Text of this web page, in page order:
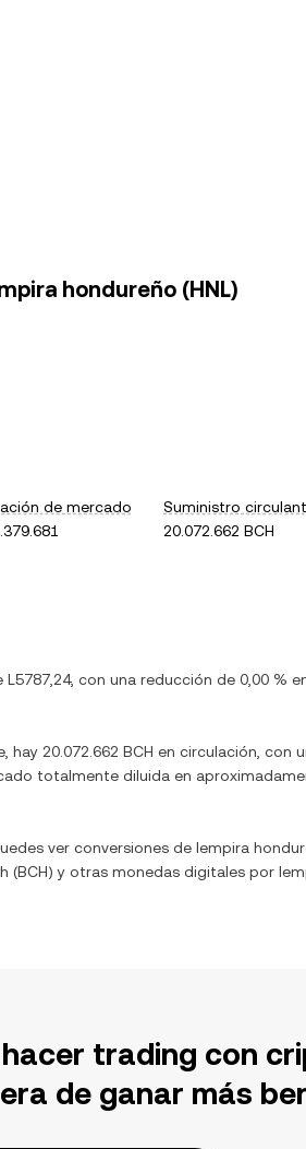
hondureño (HNL)
de mercado
Suministro
20.072.662 BCH
L5787,24, con una reducción de 0,00 %
hay 20.072.662 BCH en circulación, con
totalmente diluida en
ver conversiones de lempira
(BCH) y otras monedas digitales por
hacer trading con
de ganar más